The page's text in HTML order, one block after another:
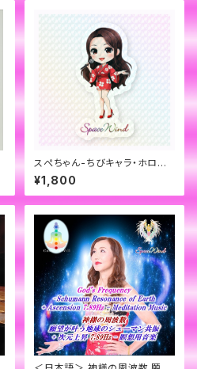
スぺちゃん-ちびキャラ・ホロ加
工ステッカー
¥1,800